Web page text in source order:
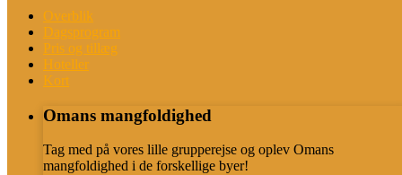
Overblik
Dagsprogram
Pris og tillæg
Hoteller
Kort
Omans mangfoldighed
Tag med på vores lille grupperejse og oplev Omans
mangfoldighed i de forskellige byer!